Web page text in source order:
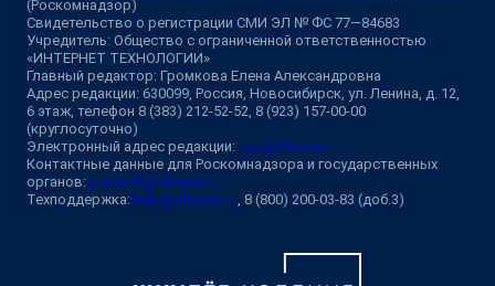
(Роскомнадзор)
Свидетельство о регистрации СМИ ЭЛ № ФС 77—84683
Учредитель: Общество с ограниченной ответственностью
«ИНТЕРНЕТ ТЕХНОЛОГИИ»
Главный редактор: Громкова Елена Александровна
Адрес редакции: 630099, Россия, Новосибирск, ул. Ленина, д. 12,
6 этаж, телефон 8 (383) 212-52-52, 8 (923) 157-00-00
(круглосуточно)
Электронный адрес редакции: ngs@shkulev.ru
Контактные данные для Роскомнадзора и государственных
органов: juristnsk@shkulev.ru
Техподдержка: help@shkulev.ru, 8 (800) 200-03-83 (доб.3)